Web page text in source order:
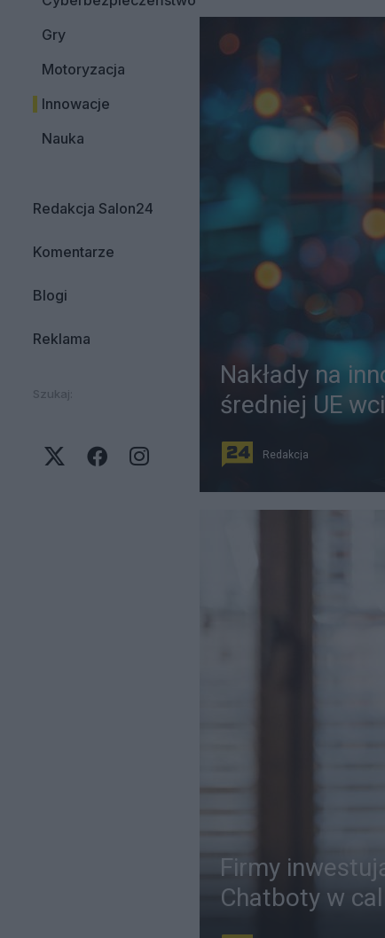
Gry
Motoryzacja
Innowacje
Nauka
Redakcja Salon24
Komentarze
Blogi
Reklama
Szukaj:
Nakłady na
średniej UE
Redakcja
Firmy
Chatboty w